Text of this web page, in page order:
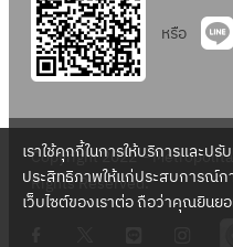
หรือ
Copyright 2022 –
Rights Reserved.
เราใช้คุกกี้ในการให้บริการและป
ประสิทธิภาพให้แก่ประสบการณ์
เว็บไซต์ของเราต่อ ถือว่าคุณยินย